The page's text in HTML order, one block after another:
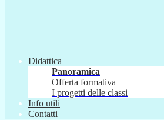
Didattica
Panoramica
Offerta formativa
I progetti delle classi
Info utili
Contatti